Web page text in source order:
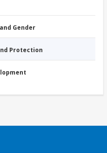
Gender
Protection